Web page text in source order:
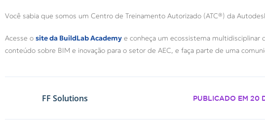
Você sabia que somos um Centro de Treinamento Autorizado (ATC®) da
Acesse o site da BuildLab Academy e conheça um ecossistema
conteúdo sobre BIM e inovação para o setor de AEC, e faça parte de uma
FF Solutions PUBLICADO EM 20